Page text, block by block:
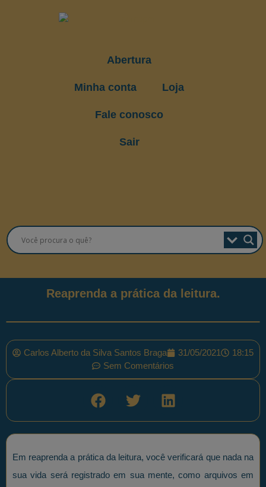
Abertura
Minha conta Loja
Fale conosco
Sair
Reaprenda a prática da leitura.
Carlos Alberto da Silva Santos Braga 31/05/2021
18:15
Sem Comentários
Em reaprenda a prática da leitura, você verificará que nada na
sua vida será registrado em sua mente, como arquivos em